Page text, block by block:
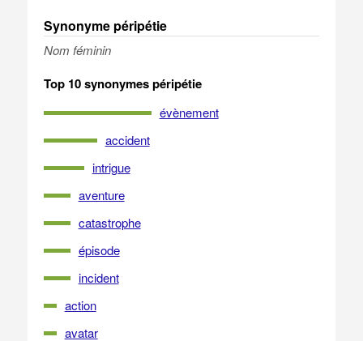
Synonyme péripétie
Nom féminin
Top 10 synonymes péripétie
évènement
accident
intrigue
aventure
catastrophe
épisode
incident
action
avatar